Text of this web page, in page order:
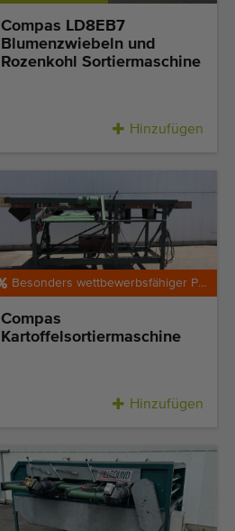
Compas LD8EB7
Blumenzwiebeln und
Rozenkohl Sortiermaschine
Hinzufügen
Besonders wettbewerbsfähiger Preis
Compas
Kartoffelsortiermaschine
Hinzufügen